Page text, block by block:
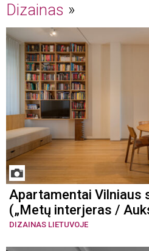
Dizainas
Apartamentai Vilniaus
(„Metų interjeras /
DIZAINAS LIETUVOJE